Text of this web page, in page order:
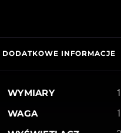
DODATKOWE INFORMACJE
WYMIARY
WAGA